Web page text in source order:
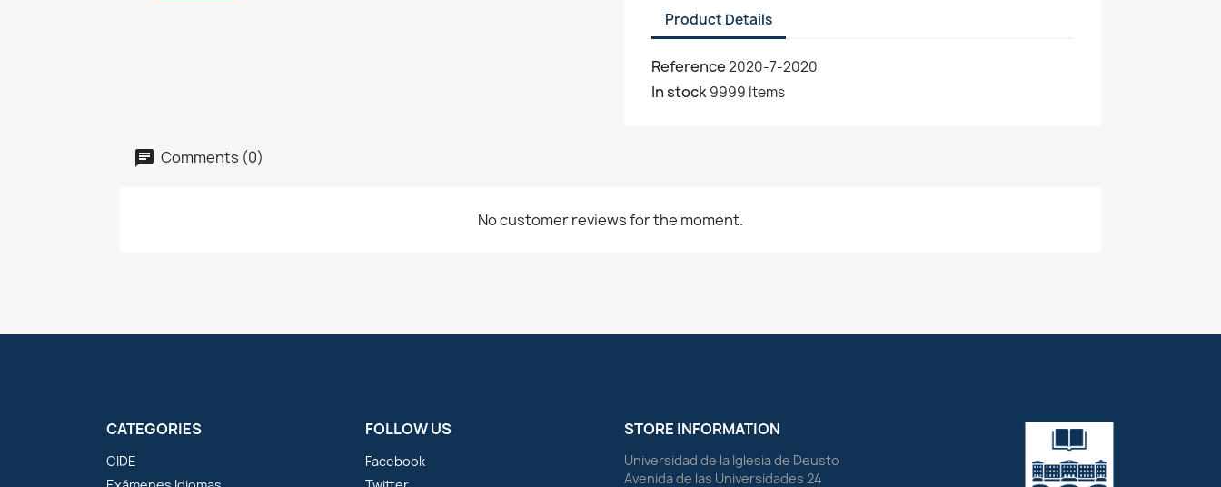
Product Details
Reference2020-7-2020
In stock9999 Items
Comments (0)
No customer reviews for the moment.
CATEGORIES
CIDE
FOLLOW US
Facebook
STORE INFORMATION
Universidad de la Iglesia de Deusto
Avenida de las Universidades 24